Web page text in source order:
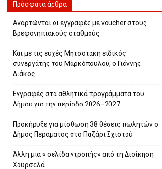
Πρόσφατα άρθρα
Αναρτώνται οι εγγραφές με voucher στους
Βρεφονηπιακούς σταθμούς
Και με τις ευχές Μητσοτάκη ειδικός
συνεργάτης του Μαρκόπουλου, ο Γιάννης
Διάκος
Εγγραφές στα αθλητικά προγράμματα του
Δήμου για την περίοδο 2026–2027
Προκήρυξε για μίσθωση 38 θέσεις πωλητών ο
Δήμος Περάματος στο Παζάρι Σχιστού
Άλλη μια « σελίδα ντροπής» από τη Διοίκηση
Χουρσαλά